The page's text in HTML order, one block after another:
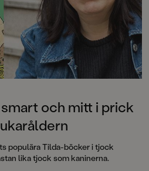
och mitt i prick
populära Tilda-böcker i tjock
lika tjock som kaninerna.